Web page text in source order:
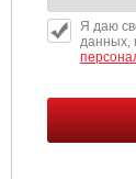
Я даю
данных,